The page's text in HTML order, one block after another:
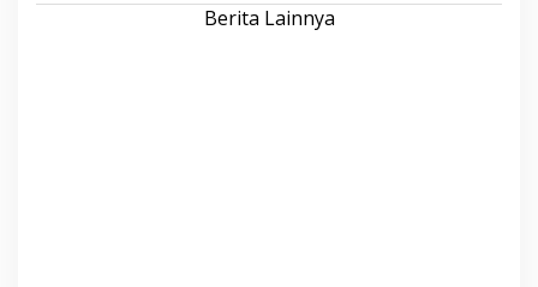
Berita Lainnya